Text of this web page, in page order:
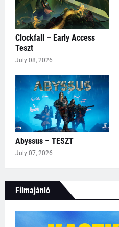
Clockfall – Early Access
Teszt
July 08, 2026
Abyssus – TESZT
July 07, 2026
Filmajánló